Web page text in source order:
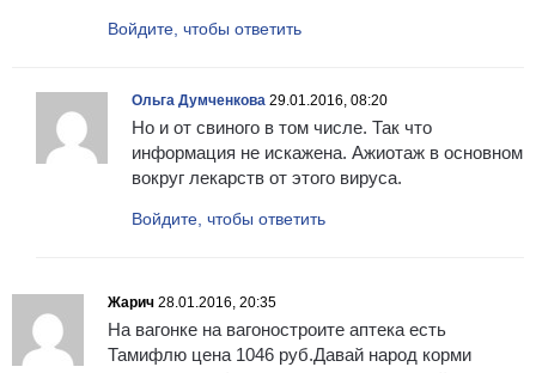
Войдите, чтобы ответить
Ольга Думченкова 29.01.2016, 08:20
Но и от свиного в том числе. Так что
информация не искажена. Ажиотаж в основном
вокруг лекарств от этого вируса.
Войдите, чтобы ответить
Жарич 28.01.2016, 20:35
На вагонке на вагоностроите аптека есть
Тамифлю цена 1046 руб.Давай народ корми